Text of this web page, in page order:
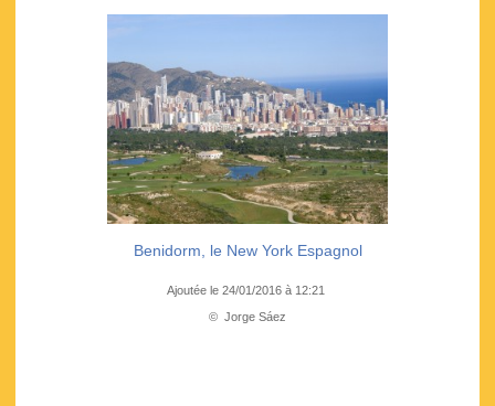
Benidorm, le New York Espagnol
Ajoutée le 24/01/2016 à 12:21
© Jorge Sáez